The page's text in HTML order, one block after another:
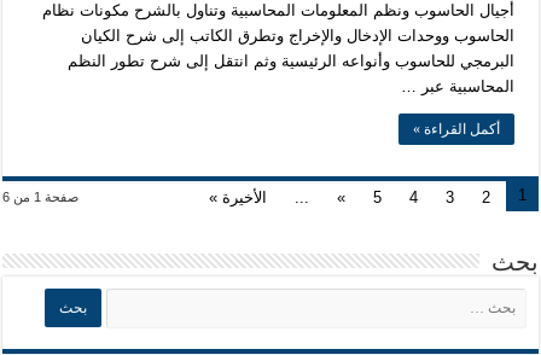
أجيال الحاسوب ونظم المعلومات المحاسبية وتناول بالشرح مكونات نظام
الحاسوب ووحدات الإدخال والإخراج وتطرق الكاتب إلى شرح الكيان
البرمجي للحاسوب وأنواعه الرئيسية وثم انتقل إلى شرح تطور النظم
المحاسبية عبر …
أكمل القراءة »
صفحة 1 من 6 1
2
3
4
5
»
... الأخيرة »
بحث